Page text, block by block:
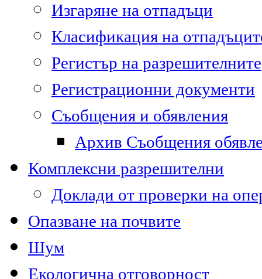
Изгаряне на отпадъци
Класификация на
Регистър на разрешителните
Регистрационни документи
Съобщения и обявления
Архив Съобщения
Комплексни разрешителни
Доклади от проверки на
Опазване на почвите
Шум
Екологична отговорност